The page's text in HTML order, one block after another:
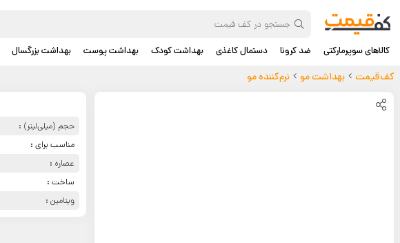
کالاهای سوپرمارکتی ضد کرونا دستمال کاغذی بهداشت کودک بهداشت پوست بهداشت بزرگسال
کف‌قیمت بهداشت مو نرم‌کننده مو
حجم (میلی‌لیتر) :
مناسب برای :
عصاره :
ساخت :
ویتامین :